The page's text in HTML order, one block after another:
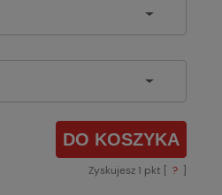
DO KOSZYKA
Zyskujesz 1 pkt [ ? ]